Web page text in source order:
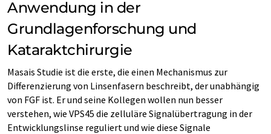
Anwendung in der
Grundlagenforschung und
Kataraktchirurgie
Masais Studie ist die erste, die einen Mechanismus zur
Differenzierung von Linsenfasern beschreibt, der unabhängig
von FGF ist. Er und seine Kollegen wollen nun besser
verstehen, wie VPS45 die zelluläre Signalübertragung in der
Entwicklungslinse reguliert und wie diese Signale